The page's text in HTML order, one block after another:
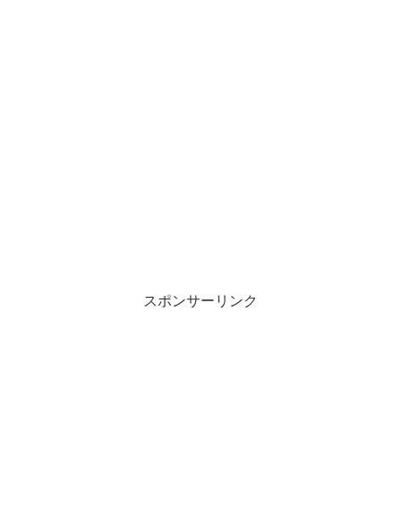
スポンサーリンク